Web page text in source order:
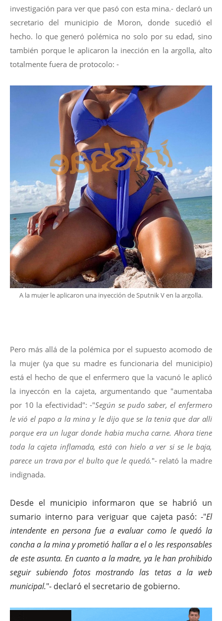
investigación para ver que pasó con esta mina.- declaró un
secretario del municipio de Moron, donde sucedió el
hecho. lo que generó polémica no solo por su edad, sino
también porque le aplicaron la inección en la argolla, alto
totalmente fuera de protocolo: -
A la mujer le aplicaron una inyección de Sputnik V en la argolla.
Pero más allá de la polémica por el supuesto acomodo de
la mujer (ya que su madre es funcionaria del municipio)
está el hecho de que el enfermero que la vacunó le aplicó
la inyeccón en la cajeta, argumentando que "aumentaba
por 10 la efectividad": -"Según se pudo saber, el enfermero
le vió el papo a la mina y le dijo que se la tenia que dar allí
porque era un lugar donde habia mucha carne. Ahora tiene
toda la cajeta inflamada, está con hielo a ver si se le baja,
parece un trava por el bulto que le quedó."- relató la madre
indignada.
Desde el municipio informaron que se habrió un
sumario interno para veriguar que cajeta pasó: -"El
intendente en persona fue a evaluar como le quedó la
concha a la mina y prometió hallar a el o les responsables
de este asunta. En cuanto a la madre, ya le han prohibido
seguir subiendo fotos mostrando las tetas a la web
municipal."- declaró el secretario de gobierno.